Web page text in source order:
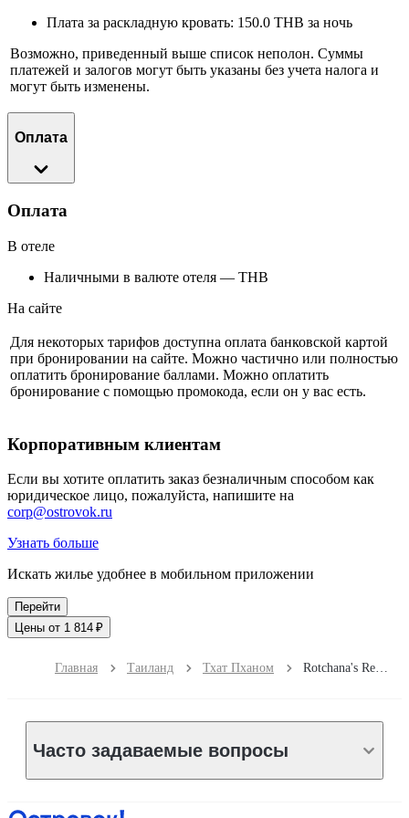
Плата за раскладную кровать: 150.0 THB за ночь
Возможно, приведенный выше список неполон. Суммы
платежей и залогов могут быть указаны без учета налога и
могут быть изменены.
Оплата
Оплата
В отеле
Наличными в валюте отеля — THB
На сайте
Для некоторых тарифов доступна оплата банковской картой
при бронировании на сайте. Можно частично или полностью
оплатить бронирование баллами. Можно оплатить
бронирование с помощью промокода, если он у вас есть.
Корпоративным клиентам
Если вы хотите оплатить заказ безналичным способом как
юридическое лицо, пожалуйста, напишите на
corp@ostrovok.ru
Узнать больше
Искать жилье удобнее в мобильном приложении
Перейти
Цены от 1 814 ₽
Главная Таиланд Тхат Пханом Rotchana's Retreat Hotel on Mekong That Phanom
Часто задаваемые вопросы